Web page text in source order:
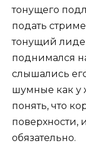
тонущего
подать
тонущий
поднимался
слышались
шумные как у
понять, что
поверхности,
обязательно.